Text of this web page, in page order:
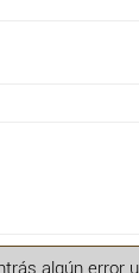
algún error